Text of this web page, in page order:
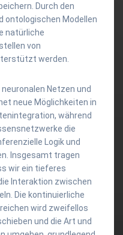
Durch den
ontologischen Modellen
natürliche
von
werden.
Netzen und
neue Möglichkeiten in
während
die
Logik und
Insgesamt tragen
wir ein tieferes
Interaktion zwischen
Die kontinuierliche
wird zweifellos
und die Art und